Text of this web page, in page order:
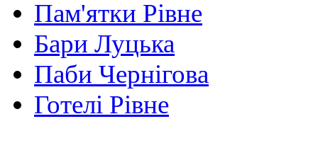
Пам'ятки Рівне
Бари Луцька
Паби Чернігова
Готелі Рівне